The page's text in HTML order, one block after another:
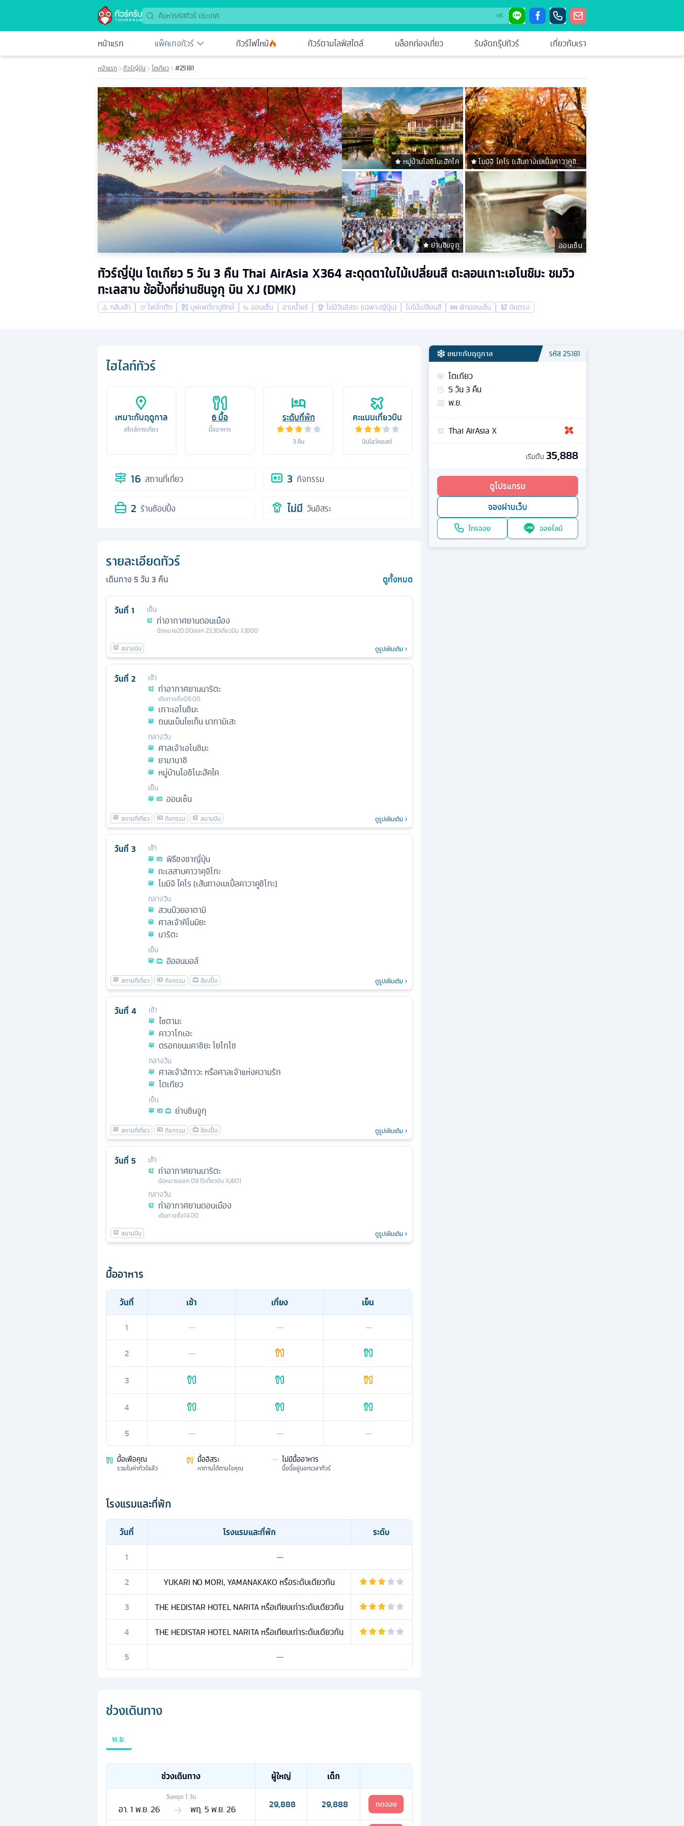
⌘K
หน้าแรก แพ็คเกจทัวร์ ทัวร์ไฟไหม้ ทัวร์ตามไลฟ์สไตล์ บล็อกท่องเที่ยว รับจัดกรุ๊ปทัวร์ เกี่ยวกับเรา
หน้าแรก ทัวร์ญี่ปุ่น โตเกียว #25181
หมู่บ้านโอชิโนะฮัคไค
โมมิจิ ไคโร (เส้นทางเมเปิ้ลคาวาคูชิ
โกะ)
ย่านชินจูกุ ออนเซ็น
ทัวร์ญี่ปุ่น โตเกียว 5 วัน 3 คืน Thai AirAsia X364 สะดุดตาใบไม้เปลี่ยนสี ตะลอนเกาะเอโนชิมะ ชมวิว
ทะเลสาบ ช้อปิ้งที่ย่านชินจูกุ บิน XJ (DMK)
กลับเช้า ไฟล์ทดึก บุฟเฟต์ขาปูยักษ์ ออนเซ็น อาบน้ำแร่ ไม่มีวันอิสระ (เฉพาะญี่ปุ่น) ใบไม้เปลี่ยนสี พักออนเซ็น บินตรง
ไฮไลท์ทัวร์
เหมาะกับฤดูกาล
สไตล์การเที่ยว
6มื้อ
มื้ออาหาร
ระดับที่พัก
3 คืน
คะแนนเที่ยวบิน
บินโลว์คอสต์
16 สถานที่เที่ยว 3 กิจกรรม
2 ร้านช้อปปิ้ง ไม่มี วันอิสระ
รายละเอียดทัวร์
เดินทาง5วัน3 คืน ดูทั้งหมด
วันที่ 1 เย็น
ท่าอากาศยานดอนเมือง
นัดหมาย20.00ออก23.30เที่ยวบิน XJ600
ดูรูปเพิ่มเติม
วันที่ 2 เช้า
ท่าอากาศยานนาริตะ
เดินทางถึง08.00
เกาะเอโนชิมะ
ถนนเบ็นไซเท็น นากามิเสะ
กลางวัน
ศาลเจ้าเอโนชิมะ
ยามานาชิ
หมู่บ้านโอชิโนะฮัคไค
เย็น
ออนเซ็น
ดูรูปเพิ่มเติม
วันที่ 3 เช้า
พิธีชงชาญี่ปุ่น
ทะเลสาบคาวาคุจิโกะ
โมมิจิ ไคโร (เส้นทางเมเปิ้ลคาวาคูชิโกะ)
กลางวัน
สวนบ๊วยอาตามิ
ศาลเจ้าคิโนมิยะ
นาริตะ
เย็น
อิออนมอล์
ดูรูปเพิ่มเติม
วันที่ 4 เช้า
ไซตามะ
คาวาโกเอะ
ตรอกขนมคาชิยะ โยโกโช
กลางวัน
ศาลเจ้าฮิกาวะ หรือศาลเจ้าแห่งความรัก
โตเกียว
เย็น
ย่านชินจูกุ
ดูรูปเพิ่มเติม
วันที่ 5 เช้า
ท่าอากาศยานนาริตะ
นัดหมายออก09.15เที่ยวบิน XJ601
กลางวัน
ท่าอากาศยานดอนเมือง
เดินทางถึง14.00
ดูรูปเพิ่มเติม
มื้ออาหาร
วันที่ เช้า เที่ยง
เย็น
1
— —
—
2
—
3
4
5
— — —
มื้อเพื่อคุณ
รวมในค่าทัวร์แล้ว
มื้ออิสระ
หาทานได้ตามใจคุณ
— ไม่มีมื้ออาหาร
มื้อนี้อยู่นอกเวลาทัวร์
โรงแรมและที่พัก
วันที่ โรงแรมและที่พัก
ระดับ
1
—
2
YUKARI NO MORI, YAMANAKAKO หรือระดับเดียวกัน
3
THE HEDISTAR HOTEL NARITA หรือเทียบเท่าระดับเดียวกัน
4
THE HEDISTAR HOTEL NARITA หรือเทียบเท่าระดับเดียวกัน
5
—
ช่วงเดินทาง
พ.ย.
ช่วงเดินทาง ผู้ใหญ่ เด็ก
วันหยุด 1 วัน
อา. 1 พ.ย. 26 พฤ. 5 พ.ย. 26 29,888 29,888 กดจอง
เหมาะกับฤดูกาล รหัส25181
โตเกียว
5วัน3 คืน
พ.ย.
Thai AirAsia X
เริ่มต้น 35,888
ดูโปรแกรม
จองผ่านเว็บ
โทรจอง จองไลน์